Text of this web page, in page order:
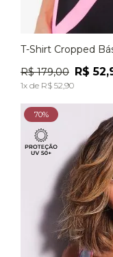
M
P
T-Shirt Cropped
R$ 179,00 R$ 52,
1x de R$ 52,90
70%